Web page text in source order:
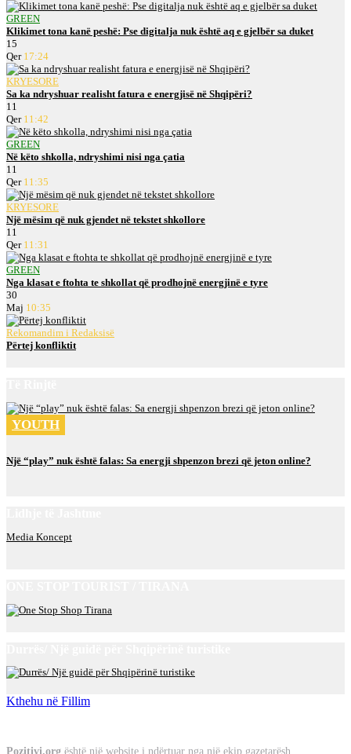
GREEN
Klikimet tona kanë peshë: Pse digitalja nuk është aq e gjelbër sa duket
15
Qer 17:24
KRYESORE
Sa ka ndryshuar realisht fatura e energjisë në Shqipëri?
11
Qer 11:42
GREEN
Në këto shkolla, ndryshimi nisi nga çatia
11
Qer 11:35
KRYESORE
Një mësim që nuk gjendet në tekstet shkollore
11
Qer 11:31
GREEN
Nga klasat e ftohta te shkollat që prodhojnë energjinë e tyre
30
Maj 10:35
Rekomandim i Redaksisë
Përtej konfliktit
YOUTH
Një “play” nuk është falas: Sa energji shpenzon brezi që jeton online?
Media Koncept
Kthehu në Fillim
Pozitivi.org është një website i ndërtuar nga një ekip gazetarësh